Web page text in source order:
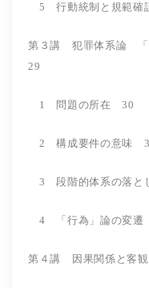
5 行動統制と規範確
第３講 犯罪体系論 「
29
1 問題の所在
2 構成要件の意味
3 段階的体系の落
4 「行為」論の変遷
第４講 因果関係と客観